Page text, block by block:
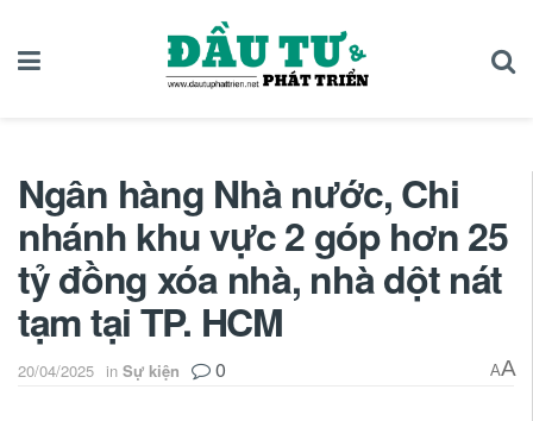
Ngân hàng Nhà nước, Chi
nhánh khu vực 2 góp hơn 25
tỷ đồng xóa nhà, nhà dột nát
tạm tại TP. HCM
20/04/2025 in Sự kiện 0 AA